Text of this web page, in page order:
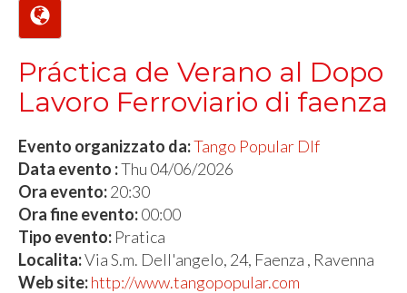
Práctica de Verano al Dopo
Lavoro Ferroviario di faenza
Evento organizzato da:Tango Popular Dlf
Data evento :Thu 04/06/2026
Ora evento:20:30
Ora fine evento:00:00
Tipo evento: Pratica
Localita:Via S.m. Dell'angelo, 24, Faenza , Ravenna
Web site:http://www.tangopopular.com